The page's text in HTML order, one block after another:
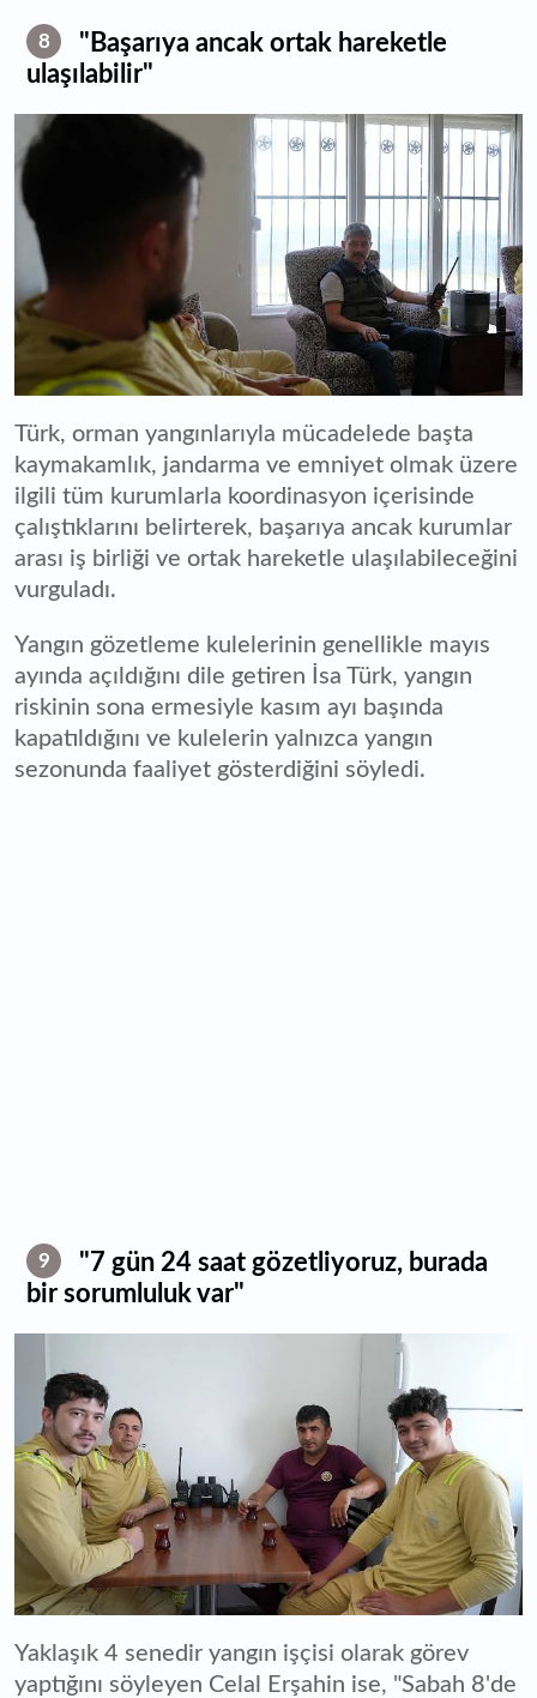
8
"Başarıya ancak ortak hareketle
ulaşılabilir"
Türk, orman yangınlarıyla mücadelede başta
kaymakamlık, jandarma ve emniyet olmak üzere
ilgili tüm kurumlarla koordinasyon içerisinde
çalıştıklarını belirterek, başarıya ancak kurumlar
arası iş birliği ve ortak hareketle ulaşılabileceğini
vurguladı.
Yangın gözetleme kulelerinin genellikle mayıs
ayında açıldığını dile getiren İsa Türk, yangın
riskinin sona ermesiyle kasım ayı başında
kapatıldığını ve kulelerin yalnızca yangın
sezonunda faaliyet gösterdiğini söyledi.
9
"7 gün 24 saat gözetliyoruz, burada
bir sorumluluk var"
Yaklaşık 4 senedir yangın işçisi olarak görev
yaptığını söyleyen Celal Erşahin ise, "Sabah 8'de